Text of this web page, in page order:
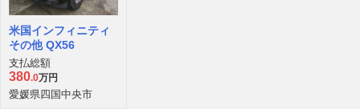
米国インフィニティ
その他 QX56
支払総額
380.0万円
愛媛県四国中央市